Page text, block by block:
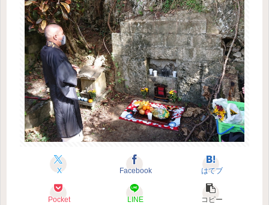
X Facebook はてブ
Pocket LINE コピー